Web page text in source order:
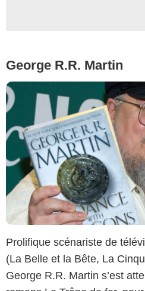
George R.R. Martin
Prolifique scénariste de
(La Belle et la Bête, La
George R.R. Martin s’est